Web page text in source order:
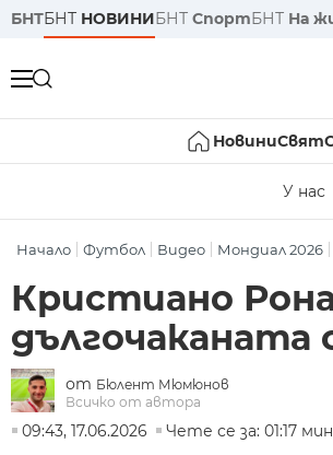
БНТБНТ НОВИНИБНТ СпортБНТ На
НовиниСвят
У нас
Начало Футбол Видео Мондиал 2026
Кристиано
от Бюлент Мюмюнов
Всичко от автора
09:43, 17.06.2026
Чете се за: 01:17